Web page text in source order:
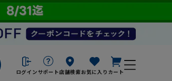
ログイン サポート店舗検索お気に入り カート